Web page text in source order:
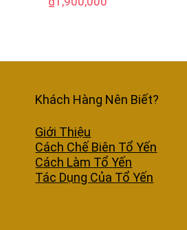
Khách Hàng Nên Biết?
Giới Thiệu
Cách Chế Biên Tổ Yến
Cách Làm Tổ Yến
Tác Dụng Của Tổ Yến